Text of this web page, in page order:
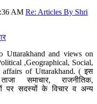
AM Re: Articles By Shri
Uttarakhand and views on
,Geographical, Social,
of Uttarakhand. ( इस
समाचार, राजनीतिक,
पर सदस्यों के विचार व अन्य